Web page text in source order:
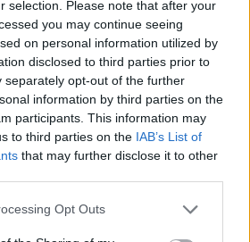
selection. Please note that after your
you may continue seeing
on personal information utilized by
disclosed to third parties prior to
separately opt-out of the further
information by third parties on the
participants. This information may
to third parties on the IAB’s List of
that may further disclose it to other
Opt Outs
χρωστάς μια επίσκεψη. Εις